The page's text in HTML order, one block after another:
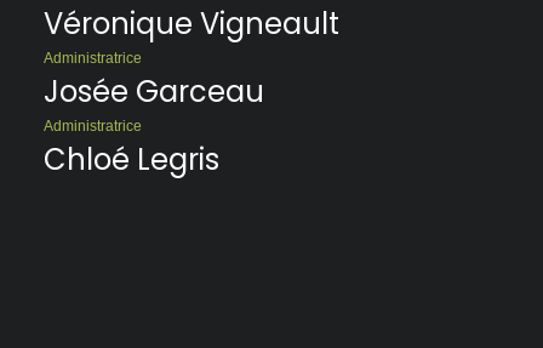
Véronique Vigneault
Administratrice
Josée Garceau
Administratrice
Chloé Legris